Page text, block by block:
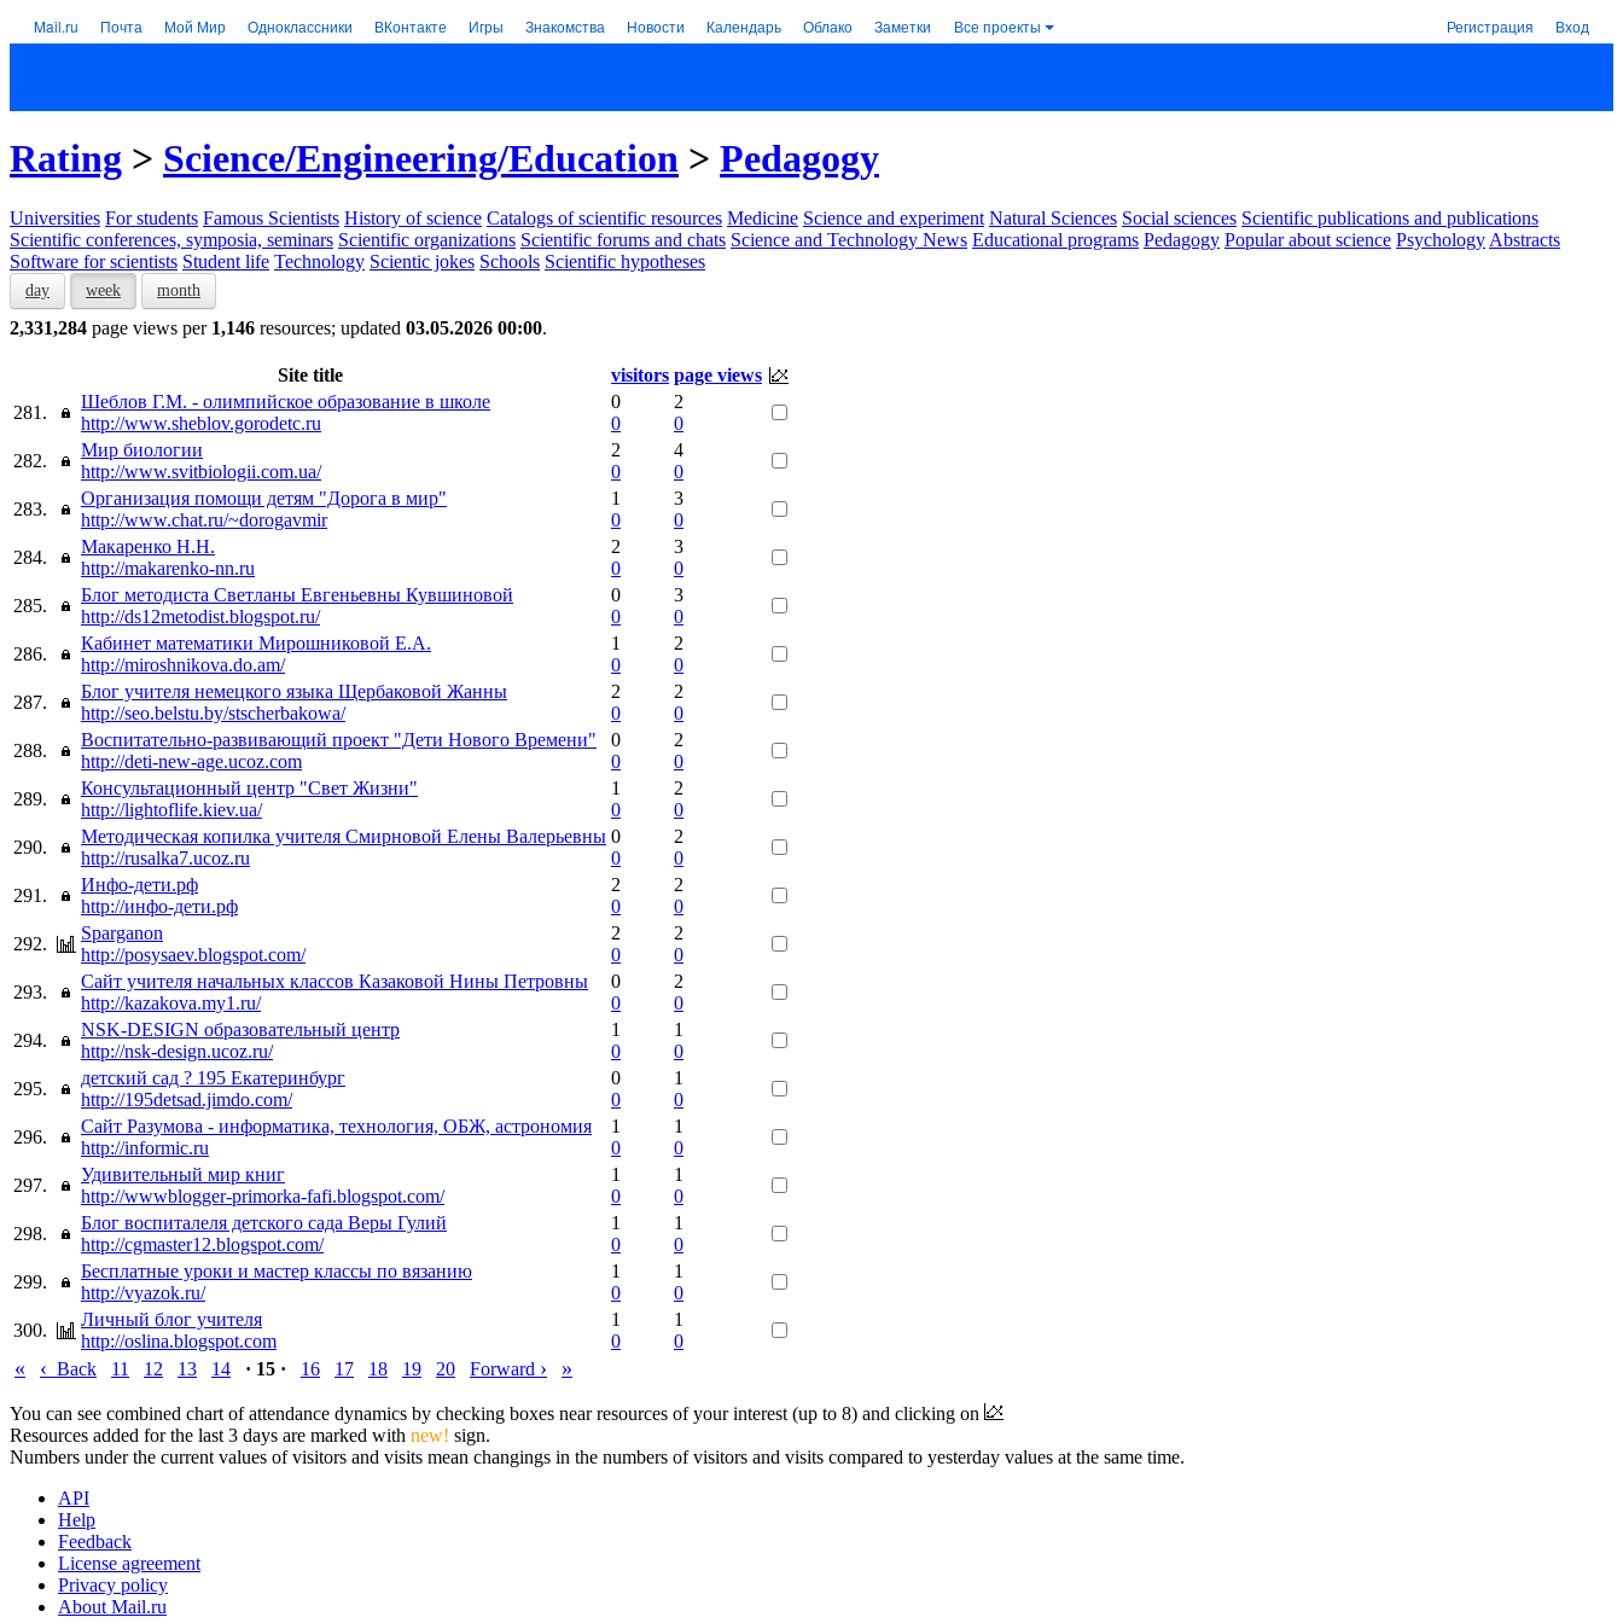
Mail.ru Почта Мой Мир Одноклассники ВКонтакте Игры Знакомства Новости Календарь Облако Заметки Все проекты Регистрация Вход
Rating > Science/Engineering/Education > Pedagogy
Universities For students Famous Scientists History of science Catalogs of scientific resources Medicine Science and experiment Natural Sciences Social sciences Scientific publications and publications
Scientific conferences, symposia, seminars Scientific organizations Scientific forums and chats Science and Technology News Educational programs Pedagogy Popular about science Psychology Abstracts
Software for scientists Student life Technology Scientic jokes Schools Scientific hypotheses
day week month
2,331,284 page views per 1,146 resources; updated 03.05.2026 00:00.
Site title visitors page views
281.
Шеблов Г.М. - олимпийское образование в школе
http://www.sheblov.gorodetc.ru
0
0
2
0
282.
Мир биологии
http://www.svitbiologii.com.ua/
2
0
4
0
283.
Организация помощи детям "Дорога в мир"
http://www.chat.ru/~dorogavmir
1
0
3
0
284.
Макаренко Н.Н.
http://makarenko-nn.ru
2
0
3
0
285.
Блог методиста Светланы Евгеньевны Кувшиновой
http://ds12metodist.blogspot.ru/
0
0
3
0
286.
Кабинет математики Мирошниковой Е.А.
http://miroshnikova.do.am/
1
0
2
0
287.
Блог учителя немецкого языка Щербаковой Жанны
http://seo.belstu.by/stscherbakowa/
2
0
2
0
288.
Воспитательно-развивающий проект "Дети Нового Времени"
http://deti-new-age.ucoz.com
0
0
2
0
289.
Консультационный центр "Свет Жизни"
http://lightoflife.kiev.ua/
1
0
2
0
290.
Методическая копилка учителя Смирновой Елены Валерьевны
http://rusalka7.ucoz.ru
0
0
2
0
291.
Инфо-дети.рф
http://инфо-дети.рф
2
0
2
0
292.
Sparganon
http://posysaev.blogspot.com/
2
0
2
0
293.
Сайт учителя начальных классов Казаковой Нины Петровны
http://kazakova.my1.ru/
0
0
2
0
294.
NSK-DESIGN образовательный центр
http://nsk-design.ucoz.ru/
1
0
1
0
295.
детский сад ? 195 Екатеринбург
http://195detsad.jimdo.com/
0
0
1
0
296.
Сайт Разумова - информатика, технология, ОБЖ, астрономия
http://informic.ru
1
0
1
0
297.
Удивительный мир книг
http://wwwblogger-primorka-fafi.blogspot.com/
1
0
1
0
298.
Блог воспиталеля детского сада Веры Гулий
http://cgmaster12.blogspot.com/
1
0
1
0
299.
Бесплатные уроки и мастер классы по вязанию
http://vyazok.ru/
1
0
1
0
300.
Личный блог учителя
http://oslina.blogspot.com
1
0
1
0
« ‹ Back 11 12 13 14 · 15 · 16 17 18 19 20 Forward › »
You can see combined chart of attendance dynamics by checking boxes near resources of your interest (up to 8) and clicking on
Resources added for the last 3 days are marked with new! sign.
Numbers under the current values of visitors and visits mean changings in the numbers of visitors and visits compared to yesterday values at the same time.
API
Help
Feedback
License agreement
Privacy policy
About Mail.ru